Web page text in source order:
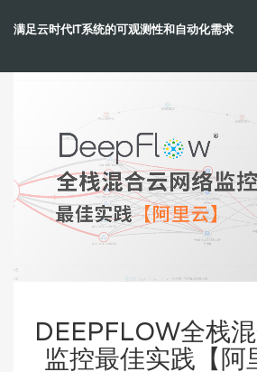
满足云时代IT系统的可观测性和自动化需求
DEEPFLOW全栈
监控最佳实践【阿